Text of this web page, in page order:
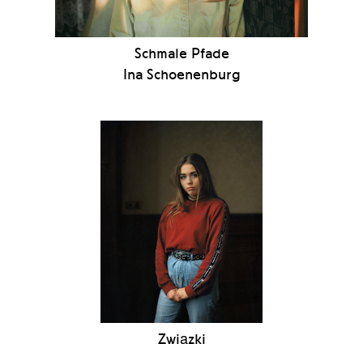
Schmale Pfade
Ina Schoenenburg
Związki